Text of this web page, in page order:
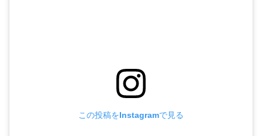
この投稿をInstagramで見る